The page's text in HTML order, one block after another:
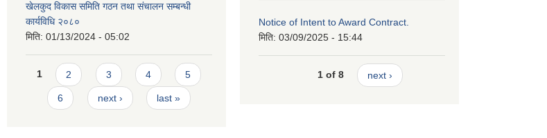
खेलकुद विकास समिति गठन तथा संचालन सम्बन्धी
कार्यविधि २०८०
मिति: 01/13/2024 - 05:02
Pages
1 2 3 4 5
6 next › last »
Notice of Intent to Award Contract.
मिति: 03/09/2025 - 15:44
1 of 8 next ›